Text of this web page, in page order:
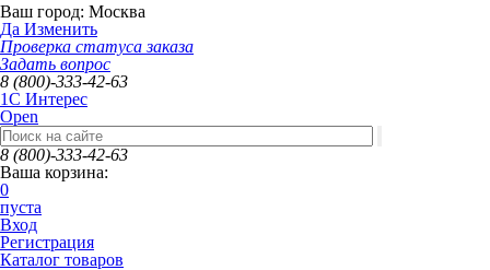
Ваш город: Москва
Да Изменить
Проверка статуса заказа
Задать вопрос
8 (800)-333-42-63
1C Интерес
Open
8 (800)-333-42-63
Ваша корзина:
0
пуста
Вход
Регистрация
Каталог товаров